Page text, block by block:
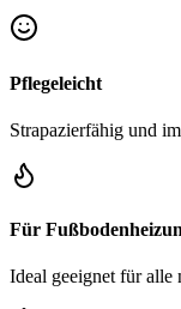
Pflegeleicht
Strapazierfähig und
Für
Ideal geeignet für alle